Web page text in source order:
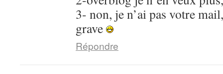
3- non, je n’ai pas votre
grave
Répondre